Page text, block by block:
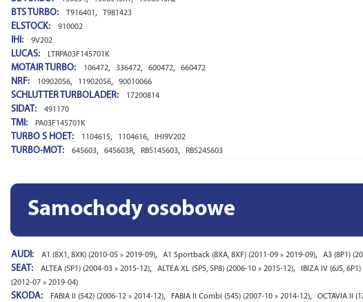
BTS TURBO: T916401 , T981423
ELSTOCK: 910002
IHI: 9V202
LUCAS: LTRPA03F145701K
MOTAIR TURBO: 106472, 336472, 600472, 660472
NRF: 10902056, 11902056, 90010066
SCHLUTTER TURBOLADER: 17200814
SIDAT: 491170
TMI: PA03F145701K
TURBO S HOET: 1104615, 1104616, IHI9V202
TURBO-MOT: 645603, 645603R, RB5145603, RB5245603
Samochody osobowe
AUDI: A1 (8X1, 8XK) (2010-05 » 2019-09), A1 Sportback (8XA, 8XF) (2011-09 » 2019-09), A3 (8P1)
SEAT: ALTEA (5P1) (2004-03 » 2015-12), ALTEA XL (5P5, 5P8) (2006-10 » 2015-12), IBIZA IV (6J5,
(2012-07 » 2019-04)
SKODA: FABIA II (542) (2006-12 » 2014-12), FABIA II Combi (545) (2007-10 » 2014-12), OCTAVIA II